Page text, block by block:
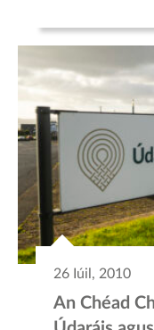
26 Iúil, 2010
An Chéad